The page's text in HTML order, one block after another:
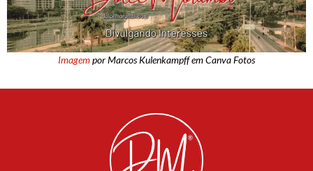
Imagempor Marcos Kulenkampff em Canva Fotos